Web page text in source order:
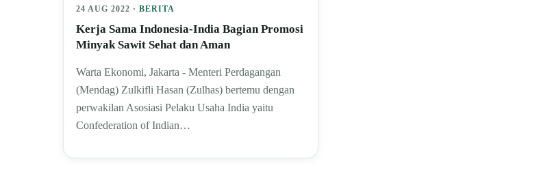
24 AUG 2022 · BERITA
Kerja Sama Indonesia-India Bagian Promosi
Minyak Sawit Sehat dan Aman
Warta Ekonomi, Jakarta - Menteri Perdagangan
(Mendag) Zulkifli Hasan (Zulhas) bertemu dengan
perwakilan Asosiasi Pelaku Usaha India yaitu
Confederation of Indian…